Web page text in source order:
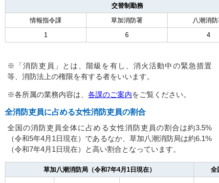
交替制勤務
情報指令課
草加消防署
八潮消
1
6 4
※「消防吏員」とは、階級を有し、消火活動中の緊急措置
等、消防法上の権限を有する者をいいます。
※各所属の業務内容は、 各課のご案内をご覧ください。
全消防吏員に占める女性消防吏員の割合
全国の消防吏員全体に占める女性消防吏員の割合は約3.5%
（令和5年4月1日現在）であるなか、草加八潮消防局は約6.1%
（令和7年4月1日現在）と高い割合となっています。
草加八潮消防局（令和7年4月1日現在） 全